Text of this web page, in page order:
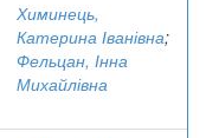
Химинець,
Катерина Іванівна;
Фельцан, Інна
Михайлівна